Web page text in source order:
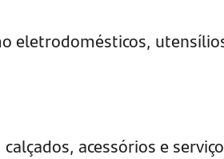
eletrodomésticos,
acessórios e